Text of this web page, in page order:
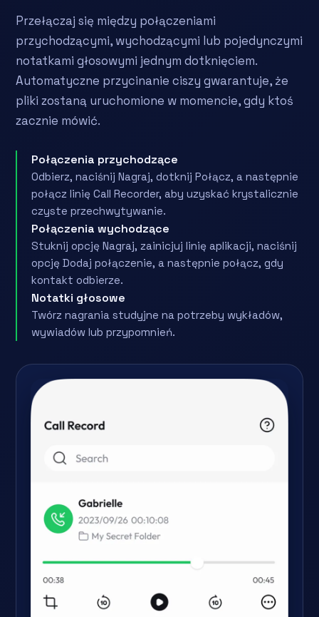
Przełączaj się między połączeniami
przychodzącymi, wychodzącymi lub pojedynczymi
notatkami głosowymi jednym dotknięciem.
Automatyczne przycinanie ciszy gwarantuje, że
pliki zostaną uruchomione w momencie, gdy ktoś
zacznie mówić.
Połączenia przychodzące
Odbierz, naciśnij Nagraj, dotknij Połącz, a następnie
połącz linię Call Recorder, aby uzyskać krystalicznie
czyste przechwytywanie.
Połączenia wychodzące
Stuknij opcję Nagraj, zainicjuj linię aplikacji, naciśnij
opcję Dodaj połączenie, a następnie połącz, gdy
kontakt odbierze.
Notatki głosowe
Twórz nagrania studyjne na potrzeby wykładów,
wywiadów lub przypomnień.